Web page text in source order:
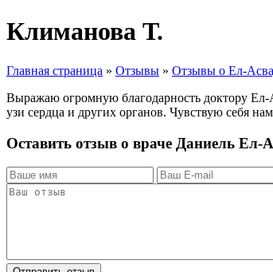
Климанова Т.
Главная страница » Отзывы » Отзывы о Ел-
Выражаю огромную благодарность доктору Ел-
узи сердца и других органов. Чувствую себя
Оставить отзыв о враче Даниель Ел-